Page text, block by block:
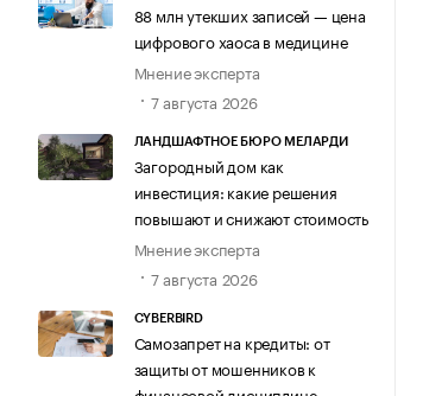
88 млн утекших записей — цена
цифрового хаоса в медицине
Мнение эксперта
7 августа 2026
ЛАНДШАФТНОЕ БЮРО МЕЛАРДИ
Загородный дом как
инвестиция: какие решения
повышают и снижают стоимость
Мнение эксперта
7 августа 2026
CYBERBIRD
Самозапрет на кредиты: от
защиты от мошенников к